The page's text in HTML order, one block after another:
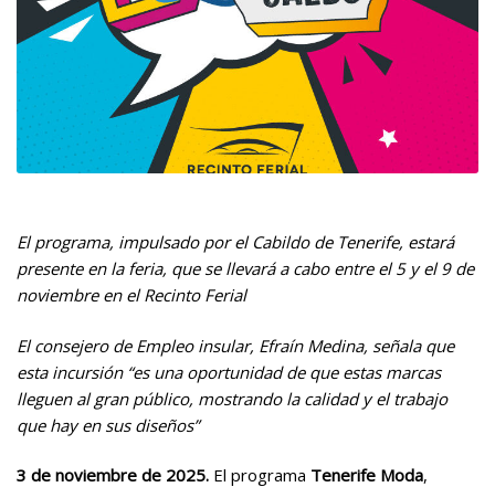
El programa, impulsado por el Cabildo de Tenerife, estará
presente en la feria, que se llevará a cabo entre el 5 y el 9 de
noviembre en el Recinto Ferial
El consejero de Empleo insular, Efraín Medina, señala que
esta incursión “es una oportunidad de que estas marcas
lleguen al gran público, mostrando la calidad y el trabajo
que hay en sus diseños”
3 de noviembre de 2025. El programa Tenerife Moda,